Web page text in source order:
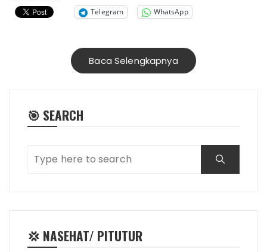
Telegram
WhatsApp
Baca Selengkapnya
🎯 SEARCH
💢 NASEHAT/ PITUTUR